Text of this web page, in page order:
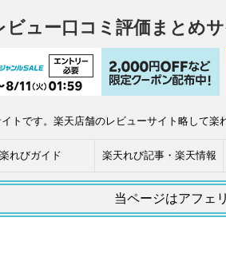
ュー口コミ評価まとめサ
トです。楽天店舗のレビューサイト略して楽
楽れびガイド 楽天れび記事・楽天情報
当ページはアフェ